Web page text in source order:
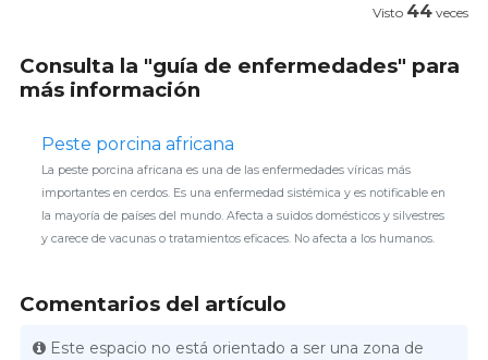
Visto 44 veces
Consulta la "guía de enfermedades" para
más información
Peste porcina africana
La peste porcina africana es una de las enfermedades víricas más
importantes en cerdos. Es una enfermedad sistémica y es notificable en
la mayoría de países del mundo. Afecta a suidos domésticos y silvestres
y carece de vacunas o tratamientos eficaces. No afecta a los humanos.
Comentarios del artículo
Este espacio no está orientado a ser una zona de